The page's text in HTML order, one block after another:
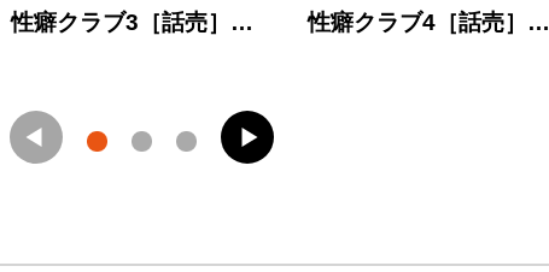
性癖クラブ3［話売］… 性癖クラブ4［話売］…